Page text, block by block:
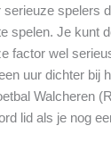
spelers
spelen. Je kunt
factor wel
uur dichter bij
Walcheren
lid als je nog